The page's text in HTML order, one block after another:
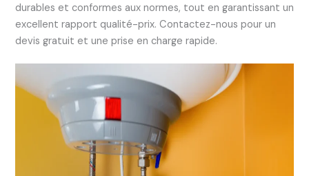
durables et conformes aux normes, tout en garantissant un
excellent rapport qualité-prix. Contactez-nous pour un
devis gratuit et une prise en charge rapide.